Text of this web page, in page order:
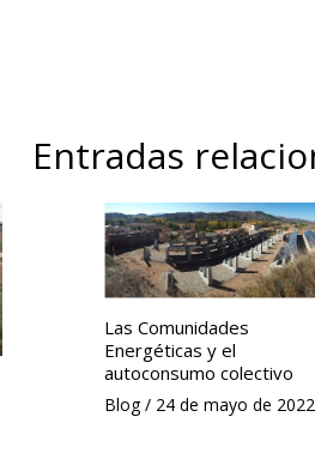
Entradas
Las Comunidades
Energéticas y el
autoconsumo colectivo
Blog/ 24 de mayo de 2022